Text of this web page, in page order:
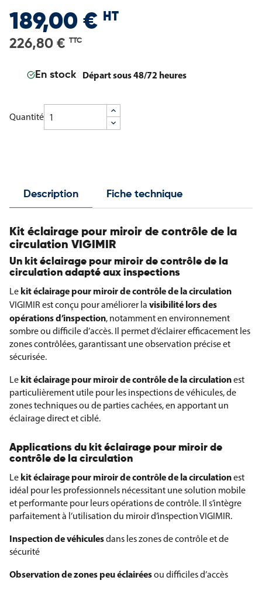
189,00 € HT
226,80 € TTC
En stock Départ sous 48/72 heures
Quantité
Description Fiche technique
Kit éclairage pour miroir de contrôle de la
circulation VIGIMIR
Un kit éclairage pour miroir de contrôle de la
circulation adapté aux inspections
Le kit éclairage pour miroir de contrôle de la circulation
VIGIMIR est conçu pour améliorer la visibilité lors des
opérations d’inspection, notamment en environnement
sombre ou difficile d’accès. Il permet d’éclairer efficacement les
zones contrôlées, garantissant une observation précise et
sécurisée.
Le kit éclairage pour miroir de contrôle de la circulationest
particulièrement utile pour les inspections de véhicules, de
zones techniques ou de parties cachées, en apportant un
éclairage direct et ciblé.
Applications du kit éclairage pour miroir de
contrôle de la circulation
Le kit éclairage pour miroir de contrôle de la circulationest
idéal pour les professionnels nécessitant une solution mobile
et performante pour leurs opérations de contrôle. Il s’intègre
parfaitement à l’utilisation du miroir d’inspection VIGIMIR.
Inspection de véhiculesdans les zones de contrôle et de
sécurité
Observation de zones peu éclairéesou difficiles d’accès